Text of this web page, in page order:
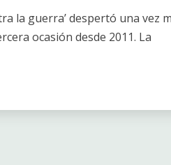
la guerra’ despertó una vez
ocasión desde 2011. La